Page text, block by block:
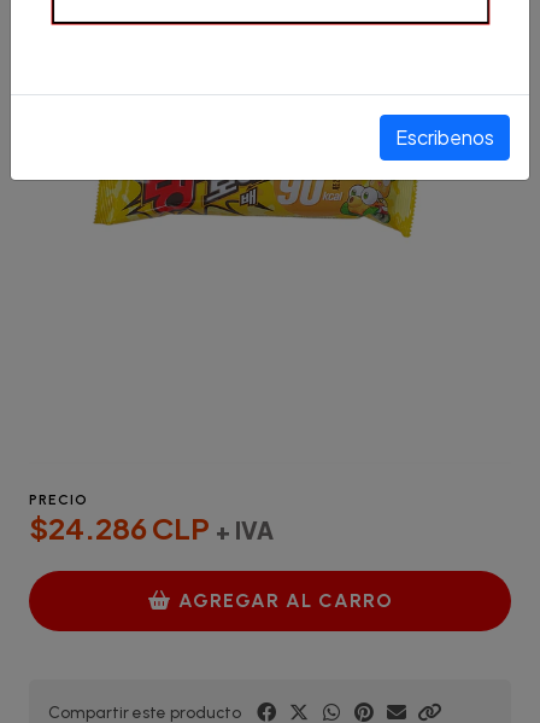
PRECIO
$24.286 CLP + IVA
AGREGAR AL CARRO
Compartir este producto
Escribenos